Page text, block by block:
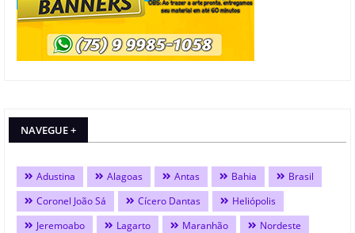
NAVEGUE +
Adustina Alagoas Antas Bahia
Brasil
Coronel João Sá
Cícero Dantas
Heliópolis
Jeremoabo
Lagarto Maranhão
Nordeste